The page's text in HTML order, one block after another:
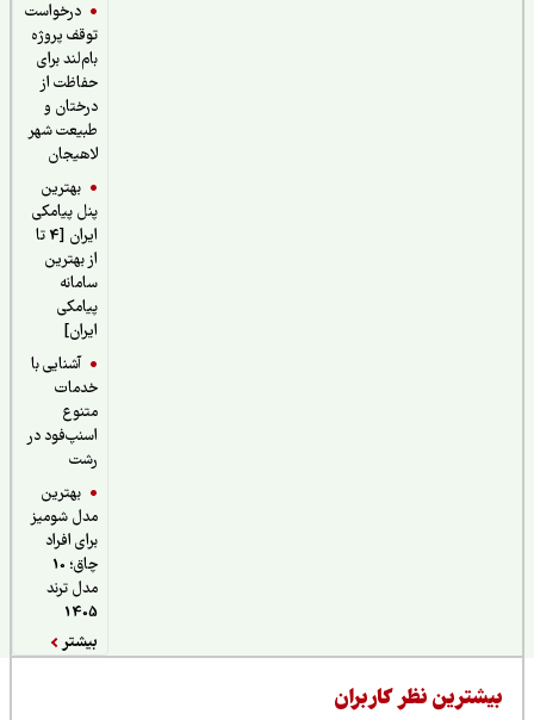
درخواست
توقف پروژه
بام‌لند برای
حفاظت از
درختان و
طبیعت شهر
لاهیجان
بهترین
پنل پیامکی
ایران [4 تا
از بهترین
سامانه
پیامکی
آشنایی با
خدمات
اسنپ‌فود در
بهترین
مدل شومیز
برای افراد
چاق؛ 10
مدل ترند
نظر کاربران